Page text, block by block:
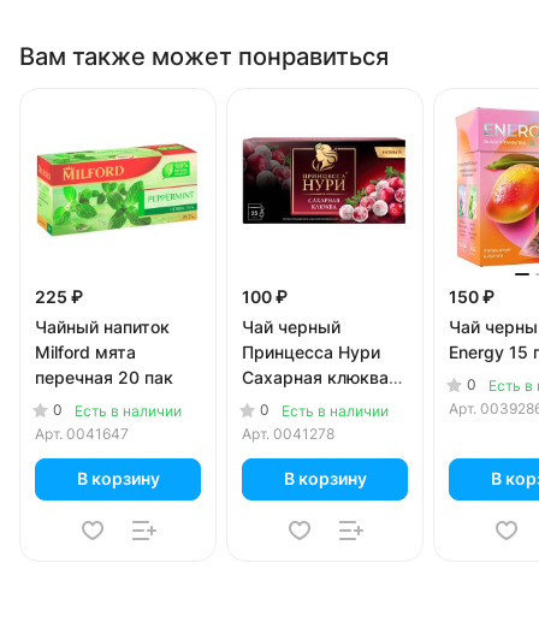
Вам также может понравиться
225 ₽
Чайный напиток
Milford мята
перечная 20 пак
0
Есть в наличии
Арт. 0041647
В корзину
100 ₽
Чай черный
Принцесса Нури
Сахарная клюква
25 пак
0
Есть в наличии
Арт. 0041278
В корзину
150 ₽
Чай
Energy 15
0
Есть в
Арт.
В